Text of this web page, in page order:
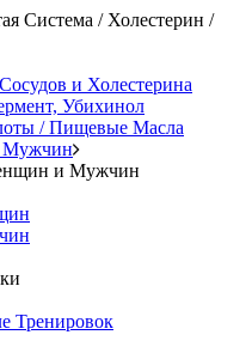
Система / Холестерин /
и Холестерина
Убихинол
/ Пищевые Масла
Мужчин
и Мужчин
Тренировок